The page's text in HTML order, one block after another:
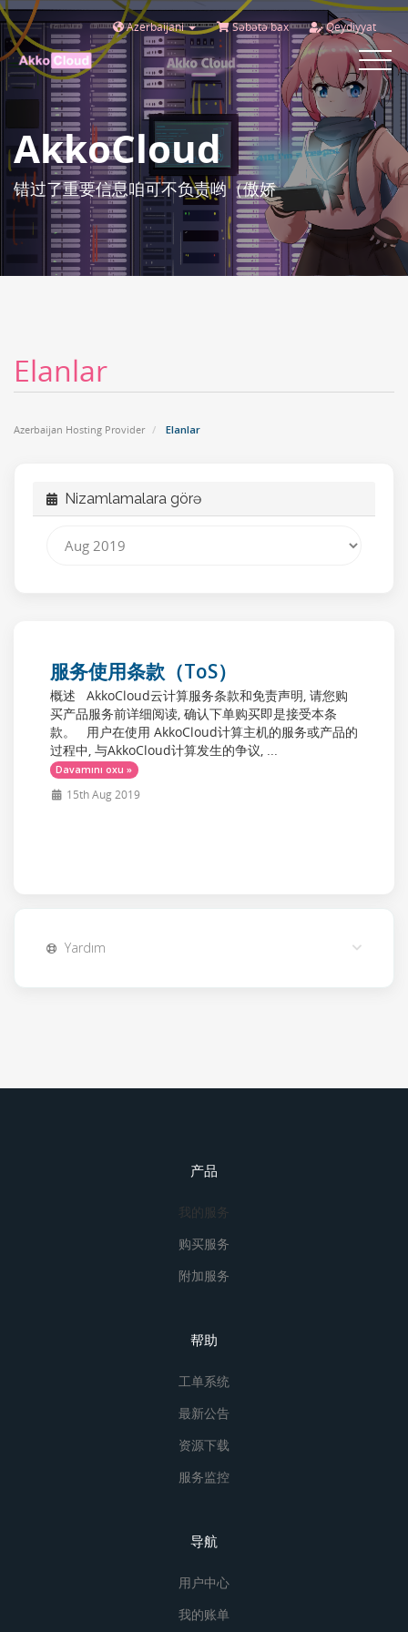
Azerbaijani Səbətə bax Qeydiyyat
Toggle
AkkoCloud
错过了重要信息咱可不负责哟（傲娇
Elanlar
Azerbaijan Hosting Provider Elanlar
Nizamlamalara görə
服务使用条款（ToS）
概述 AkkoCloud云计算服务条款和免责声明, 请您购
买产品服务前详细阅读, 确认下单购买即是接受本条
款。 用户在使用 AkkoCloud计算主机的服务或产品的
过程中, 与AkkoCloud计算发生的争议, ...
Davamını oxu »
15th Aug 2019
Yardım
产品
我的服务
购买服务
附加服务
帮助
工单系统
最新公告
资源下载
服务监控
导航
用户中心
我的账单